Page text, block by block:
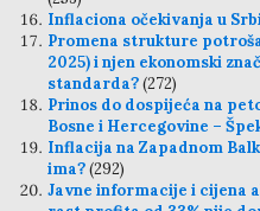
Inflaciona očekivanja u
Promena strukture
2025) i njen ekonomski
standarda?(272)
Prinos do dospijeća na
Bosne i Hercegovine –
Inflacija na Zapadnom
ima?(292)
Javne informacije i cijena